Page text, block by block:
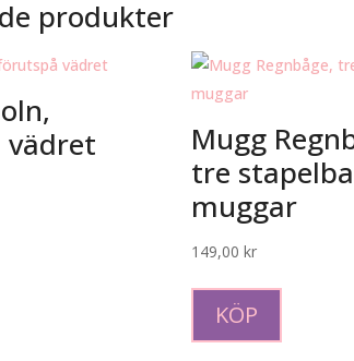
produkter
Mugg
tre
muggar
149,00kr
KÖP